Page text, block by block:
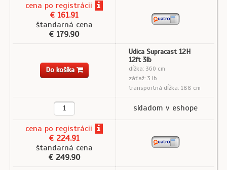
cena po registrácii
€ 161.91
štandarná cena
€ 179.90
Do košíka
Udica Supracast 12H
12ft 3lb
dĺžka: 360 cm
záťaž: 3 lb
transportná dĺžka: 188 cm
skladom v eshope
cena po registrácii
€ 224.91
štandarná cena
€ 249.90